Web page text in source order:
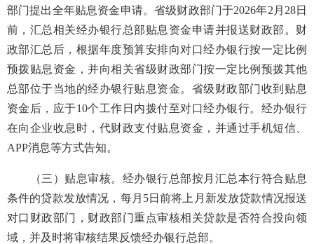
部门提出全年贴息资金申请。省级财政部门于2026年2月28日
前，汇总相关经办银行总部贴息资金申请并报送财政部。财
政部汇总后，根据年度预算安排向对口经办银行按一定比例
预拨贴息资金，并向相关省级财政部门按一定比例预拨其他
总部位于当地的经办银行贴息资金。省级财政部门收到贴息
资金后，应于10个工作日内拨付至对口经办银行。经办银行
在向企业收息时，代财政支付贴息资金，并通过手机短信、
APP消息等方式告知。
（三）贴息审核。经办银行总部按月汇总本行符合贴息
条件的贷款发放情况，每月5日前将上月新发放贷款情况报送
对口财政部门，财政部门重点审核相关贷款是否符合投向领
域，并及时将审核结果反馈经办银行总部。